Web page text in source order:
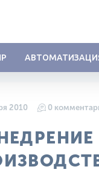
2010 0